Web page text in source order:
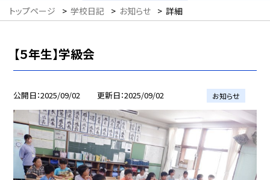
トップページ > 学校日記 > お知らせ > 詳細
【５年生】学級会
公開日 2025/09/02 更新日 2025/09/02 お知らせ